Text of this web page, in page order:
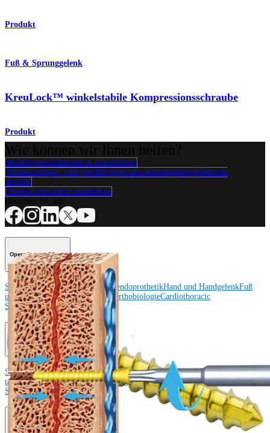
Produkt
Fuß & Sprunggelenk
KreuLock™ winkelstabile Kompressionsschraube
Produkt
Medizinproduktberater:in kontaktieren
Veranstaltungen, Lab-Vorführungen und Schulungsmöglichkeiten
ansehen
Unseren Newsletter abonnieren
Operationsverfahren
SchulterKnieEllenbogenSchulterendoprothetikHand und HandgelenkFuß
und SprunggelenkTraumaHüfte OrthobiologieCardiothoracic
SurgeryWirbelsäule
Produkt
SchulterKnieEllenbogenSchulterendoprothetikHand und HandgelenkFuß
und SprunggelenkHüfteOrthobiologieHerz-ThoraxchirurgieCardiothoracic
SurgeryBildgebung & Resektion
Medical Education